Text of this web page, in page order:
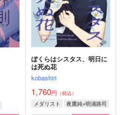
ぼくらはシスタス、明日に
は死ぬ花
kobashiri
1,760円 （税込）
メダリスト 夜鷹純×明浦路司